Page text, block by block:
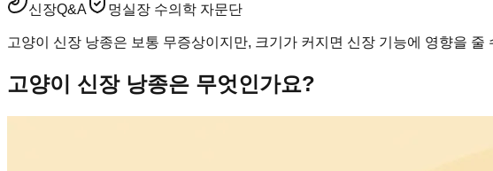
신장Q&A 멍실장 수의학 자문단
고양이 신장 낭종은 보통 무증상이지만, 크기가 커지면 신장 기능에 영향을
고양이 신장 낭종은 무엇인가요?